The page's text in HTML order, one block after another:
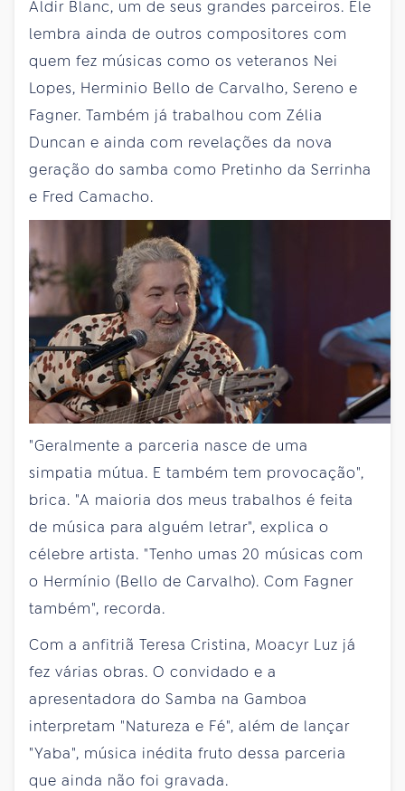
Aldir Blanc, um de seus grandes parceiros. Ele
lembra ainda de outros compositores com
quem fez músicas como os veteranos Nei
Lopes, Herminio Bello de Carvalho, Sereno e
Fagner. Também já trabalhou com Zélia
Duncan e ainda com revelações da nova
geração do samba como Pretinho da Serrinha
e Fred Camacho.
"Geralmente a parceria nasce de uma
simpatia mútua. E também tem provocação",
brica. "A maioria dos meus trabalhos é feita
de música para alguém letrar", explica o
célebre artista. "Tenho umas 20 músicas com
o Hermínio (Bello de Carvalho). Com Fagner
também", recorda.
Com a anfitriã Teresa Cristina, Moacyr Luz já
fez várias obras. O convidado e a
apresentadora do Samba na Gamboa
interpretam "Natureza e Fé", além de lançar
"Yaba", música inédita fruto dessa parceria
que ainda não foi gravada.